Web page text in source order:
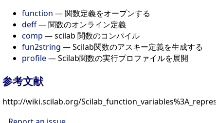
function — 関数定義をオープンする
deff— 関数のオンライン定義
comp — scilab 関数のコンパイル
fun2string — Scilab関数のアスキー定義を生成する
profile— Scilab関数の実行プロファイルを展開
参考文献
http://wiki.scilab.org/